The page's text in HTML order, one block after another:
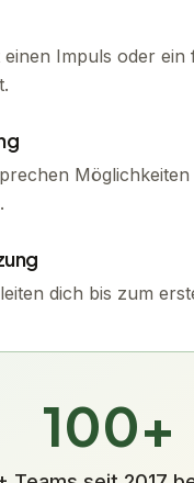
einen Impuls oder ein
dich bis zum
100+